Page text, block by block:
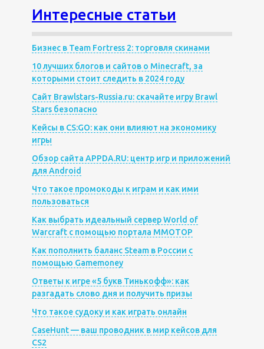
Интересные статьи
Бизнес в Team Fortress 2: торговля скинами
10 лучших блогов и сайтов о Minecraft, за
которыми стоит следить в 2024 году
Сайт Brawlstars-Russia.ru: скачайте игру Brawl
Stars безопасно
Кейсы в CS:GO: как они влияют на экономику
игры
Обзор сайта APPDA.RU: центр игр и приложений
для Android
Что такое промокоды к играм и как ими
пользоваться
Как выбрать идеальный сервер World of
Warcraft с помощью портала MMOTOP
Как пополнить баланс Steam в России с
помощью Gamemoney
Ответы к игре «5 букв Тинькофф»: как
разгадать слово дня и получить призы
Что такое судоку и как играть онлайн
CaseHunt — ваш проводник в мир кейсов для
CS2